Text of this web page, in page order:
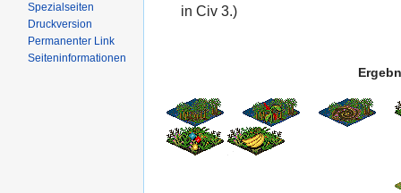
in Civ 3.)
Spezialseiten
Druckversion
Permanenter Link
Seiten­informationen